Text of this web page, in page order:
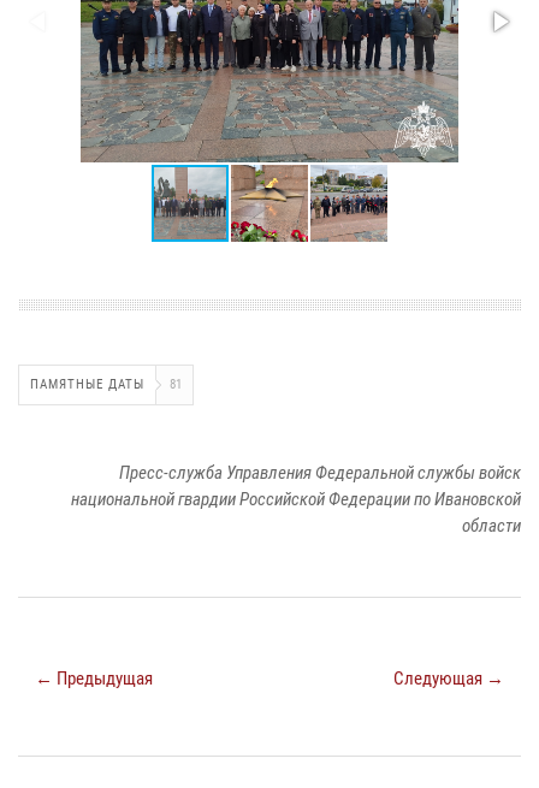
ПАМЯТНЫЕ ДАТЫ 81
Пресс-служба Управления Федеральной службы войск
национальной гвардии Российской Федерации по Ивановской
области
← Предыдущая Следующая →